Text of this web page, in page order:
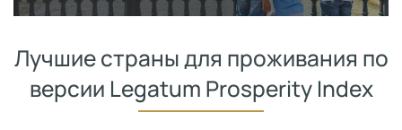
Лучшие страны для проживания по
версии Legatum Prosperity Index